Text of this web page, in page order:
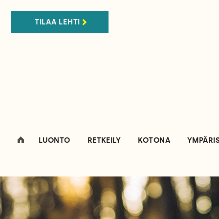
TILAA LEHTI
LUONTO RETKEILY KOTONA